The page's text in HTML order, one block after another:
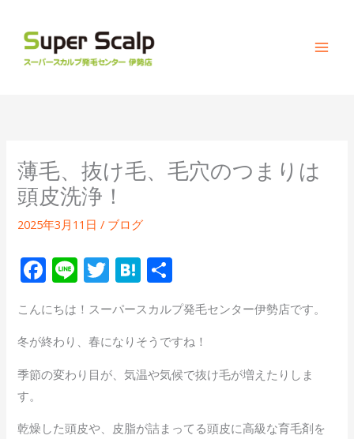
薄毛、抜け毛、毛穴のつまりは
頭皮洗浄！
2025年3月11日/ ブログ
F
e
b
o
k
Li
e
T
itt
er
H
e
n
a
有
こんにちは！スーパースカルプ発毛センター伊勢店です。
冬が終わり、春になりそうですね！
季節の変わり目が、気温や気候で抜け毛が増えたりしま
す。
乾燥した頭皮や、皮脂が詰まってる頭皮に高級な育毛剤を